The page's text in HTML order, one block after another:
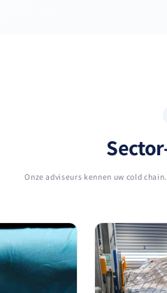
Onze adviseurs kennen uw cold